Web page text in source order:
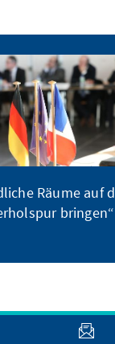
Räume auf
bringen“